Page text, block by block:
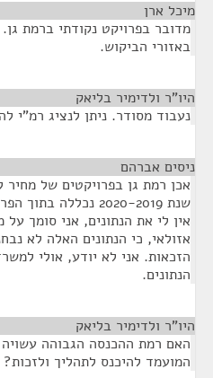
מיכל ארן
מדובר בפרויקט נקודתי ברמת
באזורי הביקוש.
היו"ר ולדימיר בליאק
נעבוד מסודר. ניתן לנציג רמ"י
ניסים אברהם
אכן רמת גן בפרויקטים של
שנת 2020-2019
אין לי את הנתונים, אני סומך
אזולאי, כי הנתונים האלה לא
הזכאות. אני לא יודע, אולי
הנתונים.
היו"ר ולדימיר בליאק
האם רמת ההכנסה הגבוהה
המועמד להיכנס לתהליך ולזכות?